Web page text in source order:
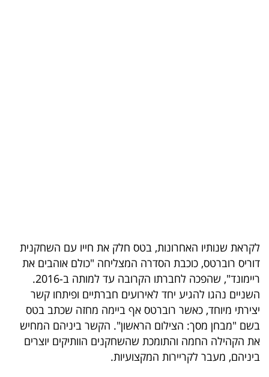
40
UNDER
40
שיתופי
פעולה
לקראת שנותיו האחרונות, בטס חלק את חייו עם השחקנית
דוריס רוברטס, כוכבת הסדרה המצליחה "כולם אוהבים את
ריימונד", שהפכה לחברתו הקרובה עד למותה ב-2016.
השניים נהגו להגיע יחד לאירועים חברתיים ופיתחו קשר
יצירתי מיוחד, כאשר רוברטס אף ביימה מחזה שכתב בטס
בשם "מבחן מסך: הצילום הראשון". הקשר ביניהם המחיש
את הקהילה החמה והתומכת שהשחקנים הוותיקים יוצרים
ביניהם, מעבר לקריירות המקצועיות.